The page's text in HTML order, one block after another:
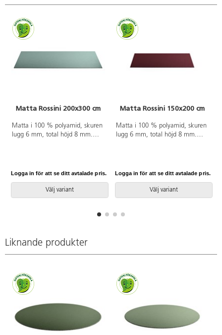
Matta Rossini 200x300 cm
Matta i 100 % polyamid, skuren
lugg 6 mm, total höjd 8 mm.
Logga in för att se ditt avtalade pris.
Välj variant
Matta Rossini 150x200 cm
Matta i 100 % polyamid, skuren
lugg 6 mm, total höjd 8 mm.
Logga in för att se ditt avtalade pris.
Välj variant
Liknande produkter